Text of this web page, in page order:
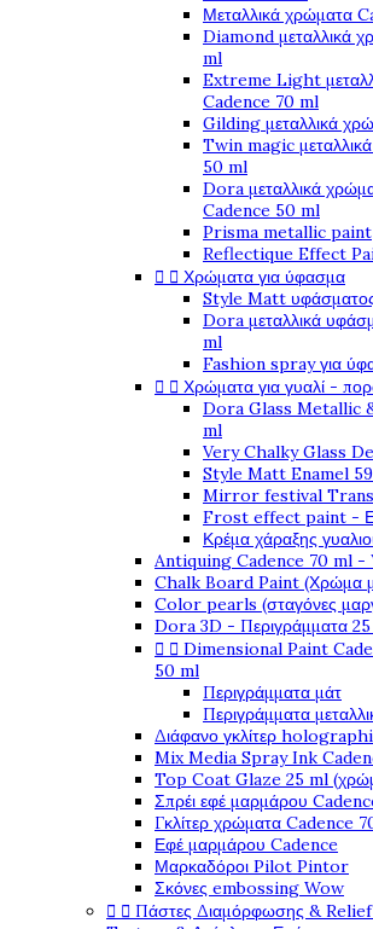
Μεταλλικά χρώματα
Diamond μεταλλικά
ml
Extreme Light
Cadence 70 ml
Gilding μεταλλικά
Twin magic
50 ml
Dora μεταλλικά
Cadence 50 ml
Prisma metallic paint
Reflectique Effect
  Χρώματα για ύφασμα
Style Matt
Dora μεταλλικά
ml
Fashion spray για
  Χρώματα για γυαλί -
Dora Glass Metallic
ml
Very Chalky Glass
Style Matt Enamel
Mirror festival
Frost effect paint -
Κρέμα χάραξης
Antiquing Cadence 70 ml -
Chalk Board Paint (Χρώμα
Color pearls (σταγόνες
Dora 3D - Περιγράμματα
  Dimensional Paint
50 ml
Περιγράμματα μάτ
Περιγράμματα
Διάφανο γκλίτερ
Mix Media Spray Ink
Top Coat Glaze 25 ml
Σπρέι εφέ μαρμάρου
Γκλίτερ χρώματα Cadence
Εφέ μαρμάρου Cadence
Μαρκαδόροι Pilot Pintor
Σκόνες embossing Wow
  Πάστες Διαμόρφωσης &